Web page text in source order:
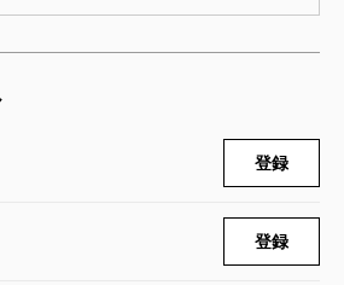
との対話であり、どこまでも自
描きたいように描き続ける。だか
のに独特の感動を与える。すなわ
登録
登録